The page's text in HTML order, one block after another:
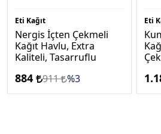
Eti Kağıt
Nergis İçten Çekmeli
Kağıt Havlu, Extra
Kaliteli, Tasarruflu
884 911 %3
Eti